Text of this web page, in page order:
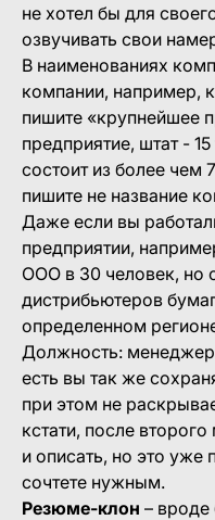
не хотел бы для
озвучивать свои
В наименованиях
компании, например,
пишите «крупнейшее
предприятие, штат -
состоит из более чем
пишите не название
Даже если вы
предприятии,
ООО в 30 человек, но
дистрибьютеров
определенном
Должность:
есть вы так же
при этом не
кстати, после
и описать, но это
сочтете нужным.
Резюме-клон –